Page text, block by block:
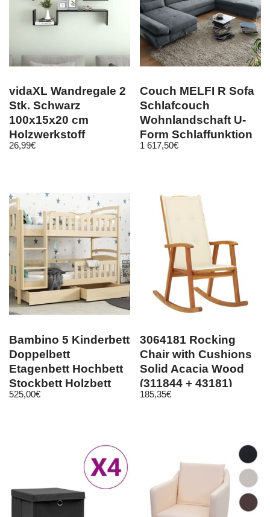
vidaXL Wandregale 2
Stk. Schwarz
100x15x20 cm
Holzwerkstoff
26,99€
Couch MELFI R Sofa
Schlafcouch
Wohnlandschaft U-
Form Schlaffunktion
grau dunkel
1 617,50€
Bambino 5 Kinderbett
Doppelbett
Etagenbett Hochbett
Stockbett Holzbett
mit Matratzen
525,00€
3064181 Rocking
Chair with Cushions
Solid Acacia Wood
(311844 + 43181)
185,35€